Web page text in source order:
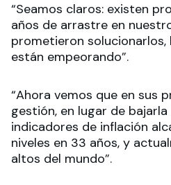
“Seamos claros: existen
años de arrastre en
prometieron solucionarlos,
están empeorando”.
“Ahora vemos que en sus
gestión, en lugar de
indicadores de inflación
niveles en 33 años, y
altos del mundo”.